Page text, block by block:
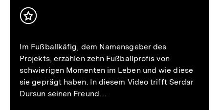
Inhalt
Im Fußballkäfig, dem Namensgeber des
Projekts, erzählen zehn Fußballprofis von
schwierigen Momenten im Leben und wie diese
sie geprägt haben. In diesem Video trifft Serdar
Dursun seinen Freund…